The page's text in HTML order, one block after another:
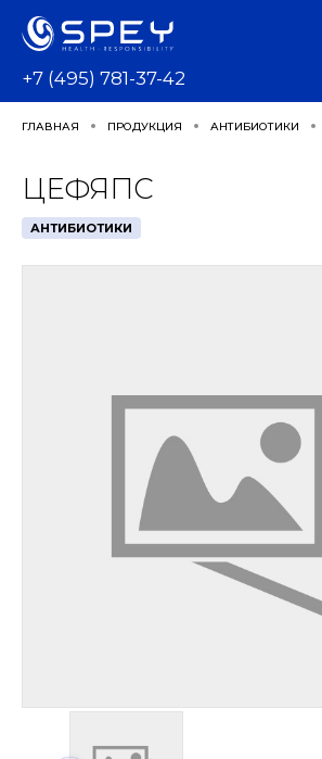
+7 (495) 781-37-42
ГЛАВНАЯ ПРОДУКЦИЯ АНТИБИОТИКИ
ЦЕФЯПС
АНТИБИОТИКИ